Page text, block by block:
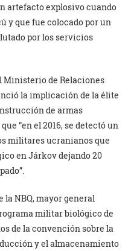
artefacto explosivo cuando
y que fue colocado por un
por los servicios
Ministerio de Relaciones
la implicación de la élite
de armas
“en el 2016, se detectó un
militares ucranianos que
en Járkov dejando 20
la NBQ, mayor general
militar biológico de
de la convención sobre la
y el almacenamiento